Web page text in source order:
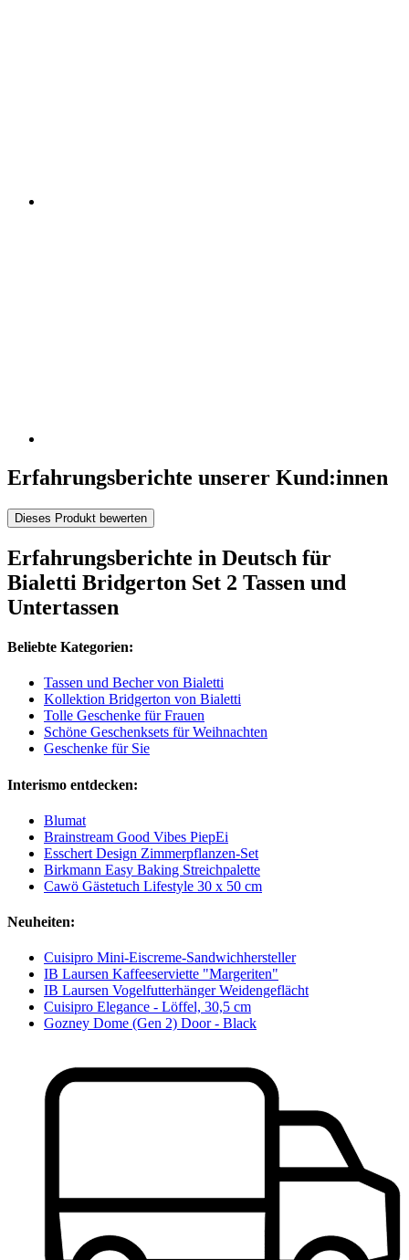
Erfahrungsberichte unserer Kund:innen
Dieses Produkt bewerten
Erfahrungsberichte in Deutsch für
Bialetti Bridgerton Set 2 Tassen und
Untertassen
Beliebte Kategorien:
Tassen und Becher von Bialetti
Kollektion Bridgerton von Bialetti
Tolle Geschenke für Frauen
Schöne Geschenksets für Weihnachten
Geschenke für Sie
Interismo entdecken:
Blumat
Brainstream Good Vibes PiepEi
Esschert Design Zimmerpflanzen-Set
Birkmann Easy Baking Streichpalette
Cawö Gästetuch Lifestyle 30 x 50 cm
Neuheiten:
Cuisipro Mini-Eiscreme-Sandwichhersteller
IB Laursen Kaffeeserviette "Margeriten"
IB Laursen Vogelfutterhänger Weidengeflächt
Cuisipro Elegance - Löffel, 30,5 cm
Gozney Dome (Gen 2) Door - Black